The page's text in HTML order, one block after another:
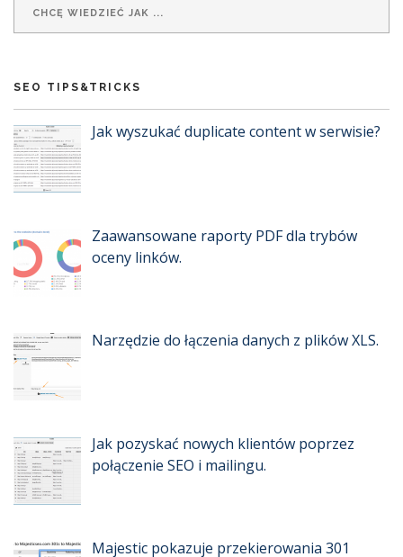
SEO TIPS&TRICKS
Jak wyszukać duplicate content w serwisie?
Zaawansowane raporty PDF dla trybów
oceny linków.
Narzędzie do łączenia danych z plików XLS.
Jak pozyskać nowych klientów poprzez
połączenie SEO i mailingu.
Majestic pokazuje przekierowania 301